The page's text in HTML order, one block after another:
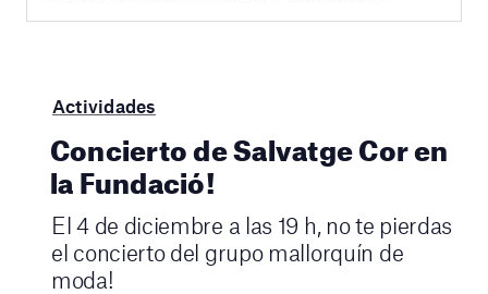
Actividades
Concierto de Salvatge Cor en
la Fundació!
El 4 de diciembre a las 19 h, no te pierdas
el concierto del grupo mallorquín de
moda!